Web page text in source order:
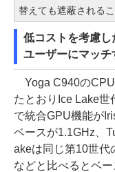
替えても遮蔽される
低コストを考慮
ユーザーにマッチ
Yoga C940のCPU
たとおりIce Lake世
で統合GPU機能が
ベースが1.1GHz、
akeは同じ第10世代
などと比べるとベ